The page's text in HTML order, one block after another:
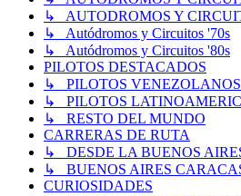
↳ AUTODROMOS Y
↳ Autódromos y Circuitos '70s
↳ Autódromos y Circuitos '80s
PILOTOS DESTACADOS
↳ PILOTOS
↳ PILOTOS
↳ RESTO DEL MUNDO
CARRERAS DE RUTA
↳ DESDE LA BUENOS
↳ BUENOS AIRES
CURIOSIDADES